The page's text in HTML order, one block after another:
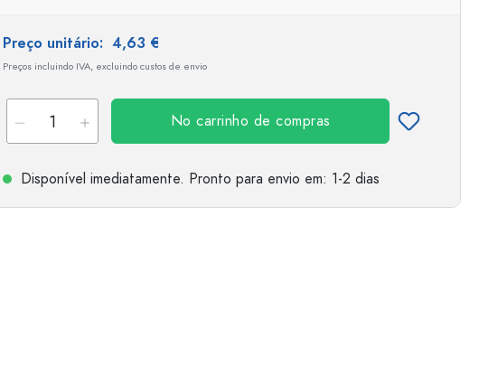
Preço unitário: 4,63 €
Preços incluindo IVA, excluindo custos de envio
No carrinho de compras
Disponível imediatamente. Pronto para envio em: 1-2 dias